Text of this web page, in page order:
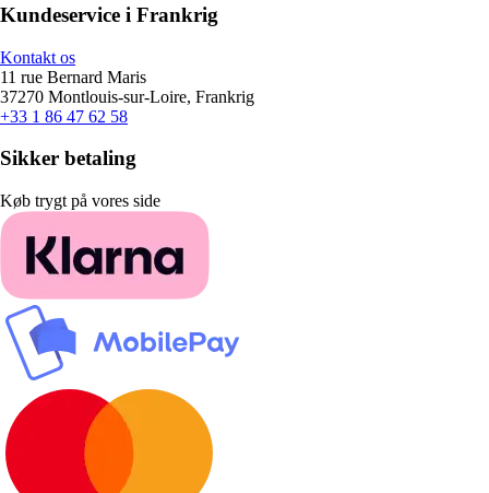
Kundeservice i Frankrig
Kontakt os
11 rue Bernard Maris
37270 Montlouis-sur-Loire, Frankrig
+33 1 86 47 62 58
Sikker betaling
Køb trygt på vores side